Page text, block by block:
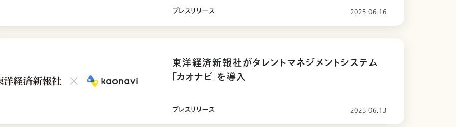
プレスリリース 2025.06.16
東洋経済新報社がタレントマネジメントシステム
「カオナビ」を導入
プレスリリース 2025.06.13